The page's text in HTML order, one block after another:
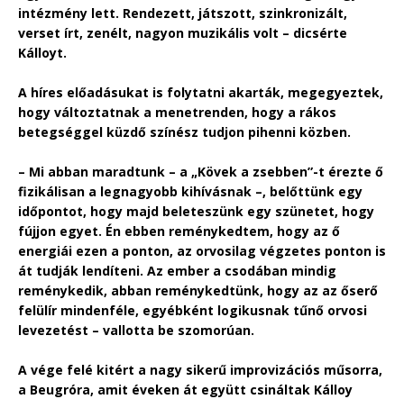
intézmény lett. Rendezett, játszott, szinkronizált,
verset írt, zenélt, nagyon muzikális volt – dicsérte
Kálloyt.
A híres előadásukat is folytatni akarták, megegyeztek,
hogy változtatnak a menetrenden, hogy a rákos
betegséggel küzdő színész tudjon pihenni közben.
– Mi abban maradtunk – a „Kövek a zsebben”-t érezte ő
fizikálisan a legnagyobb kihívásnak –, belőttünk egy
időpontot, hogy majd beleteszünk egy szünetet, hogy
fújjon egyet. Én ebben reménykedtem, hogy az ő
energiái ezen a ponton, az orvosilag végzetes ponton is
át tudják lendíteni. Az ember a csodában mindig
reménykedik, abban reménykedtünk, hogy az az őserő
felülír mindenféle, egyébként logikusnak tűnő orvosi
levezetést – vallotta be szomorúan.
A vége felé kitért a nagy sikerű improvizációs műsorra,
a Beugróra, amit éveken át együtt csináltak Kálloy